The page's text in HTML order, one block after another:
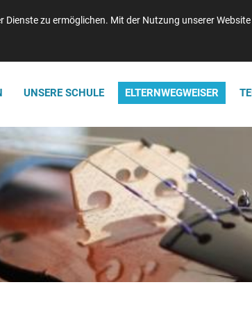
UNSERE SCHULE ELTERNWEGWEISER
zu ermöglichen. Mit der Nutzung unserer